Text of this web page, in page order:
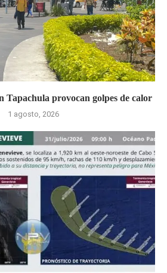
Tapachula provocan golpes de calor
1 agosto, 2026